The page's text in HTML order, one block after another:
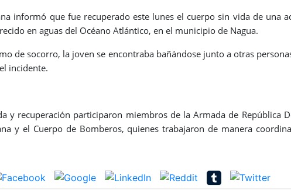
informó que fue recuperado este lunes el cuerpo sin vida de una
en aguas del Océano Atlántico, en el municipio de Nagua.
de socorro, la joven se encontraba bañándose junto a otras
incidente.
y recuperación participaron miembros de la Armada de República
y el Cuerpo de Bomberos, quienes trabajaron de manera